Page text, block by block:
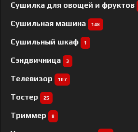
Сушилка для овощей и фруктов
Сушильная машина 148
Сушильный шкаф 1
Сэндвичница 3
Телевизор 107
Тостер 25
Триммер 8